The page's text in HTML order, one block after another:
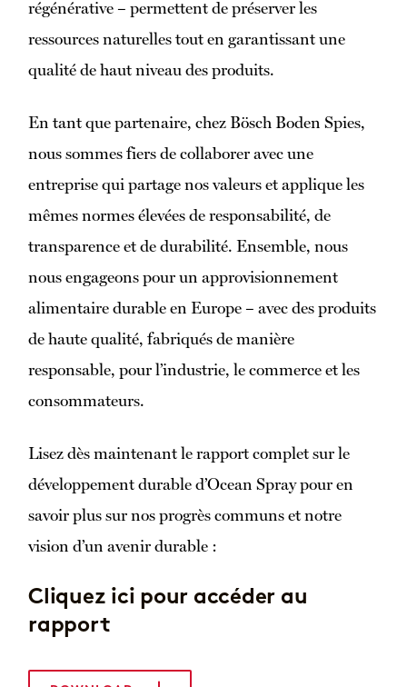
régénérative – permettent de préserver les
ressources naturelles tout en garantissant une
qualité de haut niveau des produits.
En tant que partenaire, chez Bösch Boden Spies,
nous sommes fiers de collaborer avec une
entreprise qui partage nos valeurs et applique les
mêmes normes élevées de responsabilité, de
transparence et de durabilité. Ensemble, nous
nous engageons pour un approvisionnement
alimentaire durable en Europe – avec des produits
de haute qualité, fabriqués de manière
responsable, pour l’industrie, le commerce et les
consommateurs.
Lisez dès maintenant le rapport complet sur le
développement durable d’Ocean Spray pour en
savoir plus sur nos progrès communs et notre
vision d’un avenir durable :
Cliquez ici pour accéder au
rapport